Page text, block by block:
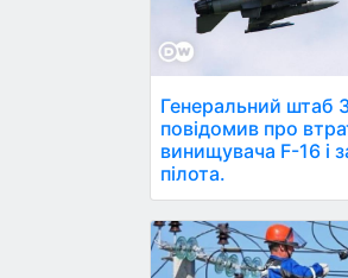
Генеральний штаб
повідомив про
винищувача F-16 і
пілота.